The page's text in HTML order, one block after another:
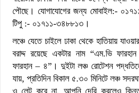
পৌছে। যোগাযোগের জন্য মোবাইল:-
টিপু :- ০১৭১১-৩৪৮৮১৩।
লঞ্চে যেতে চাইলে ঢাকা থেকে হাতিয়ায়
বরাদ্দ রয়েছে একটার নাম “এম.ভি
ফারহান – ৪”। দুইটা লঞ্চ রোটেশন
যায়, প্রতিদিন বিকাল ৫.৩০ মিনিটে লঞ্চ
ও লেট করে না, আপনি দেরি করলেও